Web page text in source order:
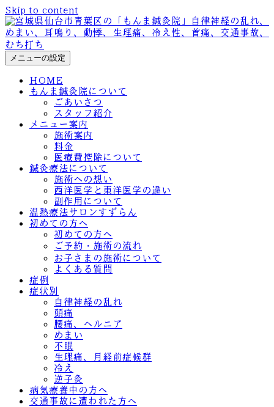
Skip to content
メニューの設定
HOME
もんま鍼灸院について
ごあいさつ
スタッフ紹介
メニュー案内
施術案内
料金
医療費控除について
鍼灸療法について
施術への想い
西洋医学と東洋医学の違い
副作用について
温熱療法サロンすずらん
初めての方へ
初めての方へ
ご予約・施術の流れ
お子さまの施術について
よくある質問
症例
症状別
自律神経の乱れ
頭痛
腰痛、ヘルニア
めまい
不眠
生理痛、月経前症候群
冷え
逆子灸
病気療養中の方へ
交通事故に遭われた方へ